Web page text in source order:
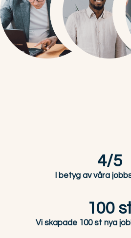
4/5
I betyg av våra
100
Vi skapade 100 st nya